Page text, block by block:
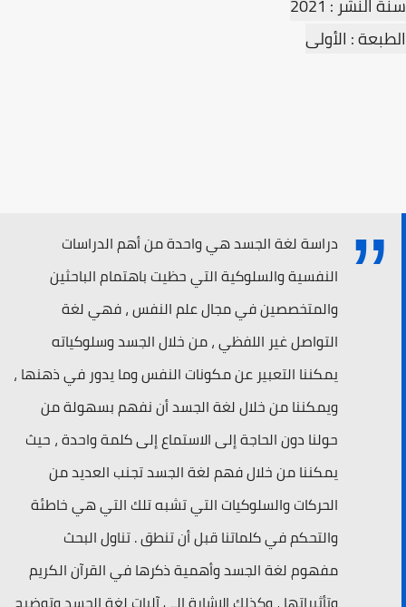
الطبعة : الأولى
دراسة لغة الجسد هي واحدة من أهم الدراسات
النفسية والسلوكية التي حظيت باهتمام الباحثين
والمتخصصين في مجال علم النفس ، فهي لغة
التواصل غير اللفظي ، من خلال الجسد وسلوكياته
يمكننا التعبير عن مكونات النفس وما يدور في ذهنها ،
ويمكننا من خلال لغة الجسد أن نفهم بسهولة من
حولنا دون الحاجة إلى الاستماع إلى كلمة واحدة ، حيث
يمكننا من خلال فهم لغة الجسد تجنب العديد من
الحركات والسلوكيات التي تشبه تلك التي هي خاطئة
والتحكم في كلماتنا قبل أن تنطق . تناول البحث
مفهوم لغة الجسد وأهمية ذكرها في القرآن الكريم